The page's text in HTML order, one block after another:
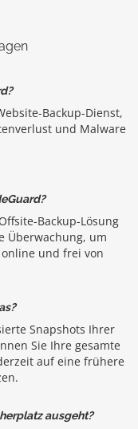
Backup-Dienst,
und Malware
Backup-Lösung
Überwachung, um
und frei von
Snapshots Ihrer
Sie Ihre gesamte
auf eine frühere
ausgeht?